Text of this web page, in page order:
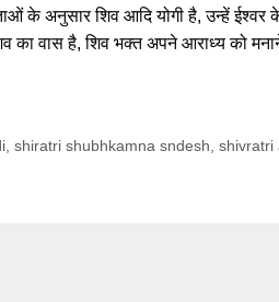
के अनुसार शिव आदि योगी है, उन्हें
वास है, शिव भक्त अपने आराध्य को
, shiratri shubhkamna sndesh shivratri